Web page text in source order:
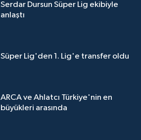
Serdar Dursun Süper Lig ekibiyle
anlaştı
Süper Lig'den 1. Lig'e transfer oldu
ARCA ve Ahlatcı Türkiye'nin en
büyükleri arasında